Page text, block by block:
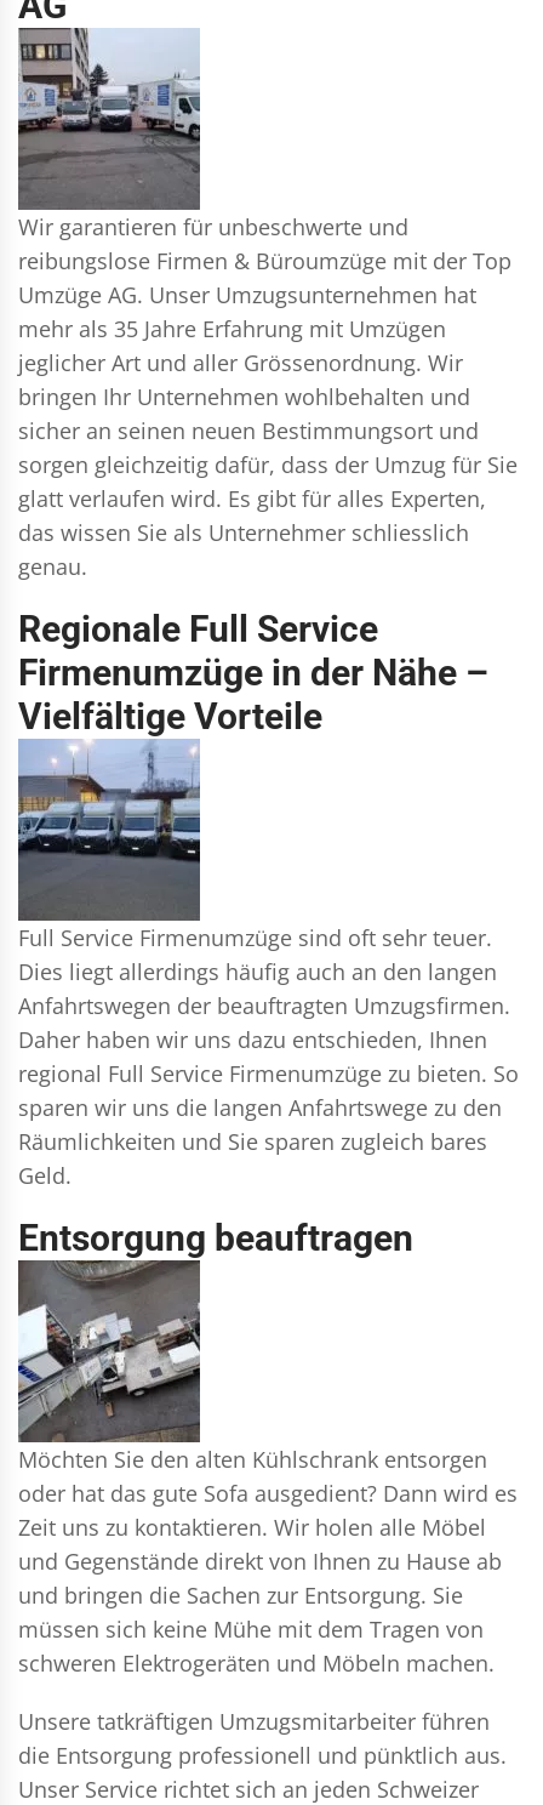
Wir garantieren für unbeschwerte und
reibungslose Firmen & Büroumzüge mit der Top
Umzüge AG. Unser Umzugsunternehmen hat
mehr als 35 Jahre Erfahrung mit Umzügen
jeglicher Art und aller Grössenordnung. Wir
bringen Ihr Unternehmen wohlbehalten und
sicher an seinen neuen Bestimmungsort und
sorgen gleichzeitig dafür, dass der Umzug für Sie
glatt verlaufen wird. Es gibt für alles Experten,
das wissen Sie als Unternehmer schliesslich
genau.
Regionale Full Service
Firmenumzüge in der Nähe –
Vielfältige Vorteile
Full Service Firmenumzüge sind oft sehr teuer.
Dies liegt allerdings häufig auch an den langen
Anfahrtswegen der beauftragten Umzugsfirmen.
Daher haben wir uns dazu entschieden, Ihnen
regional Full Service Firmenumzüge zu bieten. So
sparen wir uns die langen Anfahrtswege zu den
Räumlichkeiten und Sie sparen zugleich bares
Geld.
Entsorgung beauftragen
Möchten Sie den alten Kühlschrank entsorgen
oder hat das gute Sofa ausgedient? Dann wird es
Zeit uns zu kontaktieren. Wir holen alle Möbel
und Gegenstände direkt von Ihnen zu Hause ab
und bringen die Sachen zur Entsorgung. Sie
müssen sich keine Mühe mit dem Tragen von
schweren Elektrogeräten und Möbeln machen.
Unsere tatkräftigen Umzugsmitarbeiter führen
die Entsorgung professionell und pünktlich aus.
Unser Service richtet sich an jeden Schweizer